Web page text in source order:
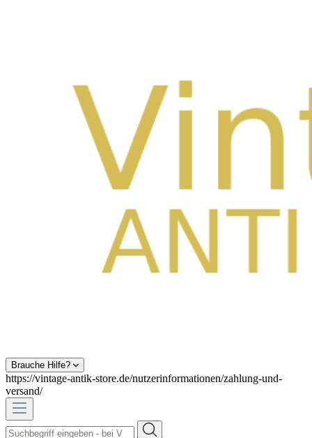
Brauche Hilfe?
https://vintage-antik-store.de/nutzerinformationen/zahlung-und-
versand/